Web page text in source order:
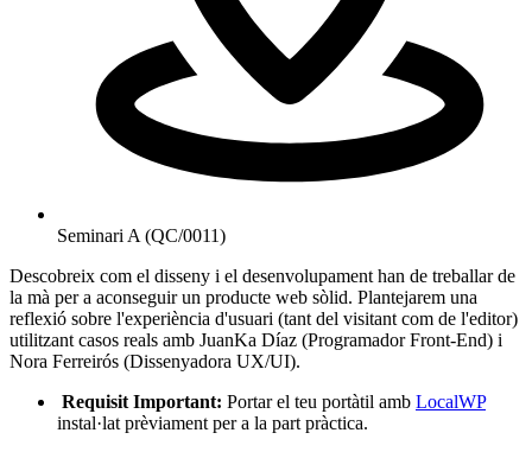
Seminari A (QC/0011)
Descobreix com el disseny i el desenvolupament han de treballar de
la mà per a aconseguir un producte web sòlid. Plantejarem una
reflexió sobre l'experiència d'usuari (tant del visitant com de l'editor)
utilitzant casos reals amb JuanKa Díaz (Programador Front-End) i
Nora Ferreirós (Dissenyadora UX/UI).
Requisit Important: Portar el teu portàtil amb LocalWP
instal·lat prèviament per a la part pràctica.